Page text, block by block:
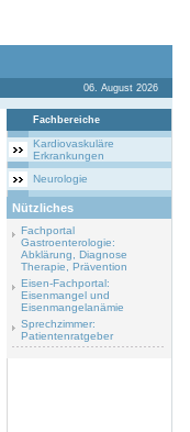
06. August 2026
Fachbereiche
Kardiovaskuläre
Erkrankungen
Neurologie
Nützliches
Fachportal
Gastroenterologie:
Abklärung, Diagnose
Therapie, Prävention
Eisen-Fachportal:
Eisenmangel und
Eisenmangelanämie
Sprechzimmer:
Patientenratgeber